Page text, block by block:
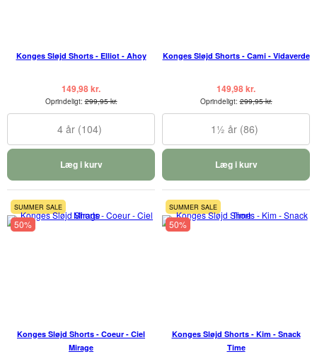
Konges Sløjd Shorts - Elliot - Ahoy
149,98 kr.
Oprindeligt:299,95 kr.
4 år (104)
Læg i kurv
Konges Sløjd Shorts - Cami - Vidaverde
149,98 kr.
Oprindeligt:299,95 kr.
1½ år (86)
Læg i kurv
SUMMER SALE
50%
Konges Sløjd Shorts - Coeur - Ciel
Mirage
SUMMER SALE
50%
Konges Sløjd Shorts - Kim - Snack
Time